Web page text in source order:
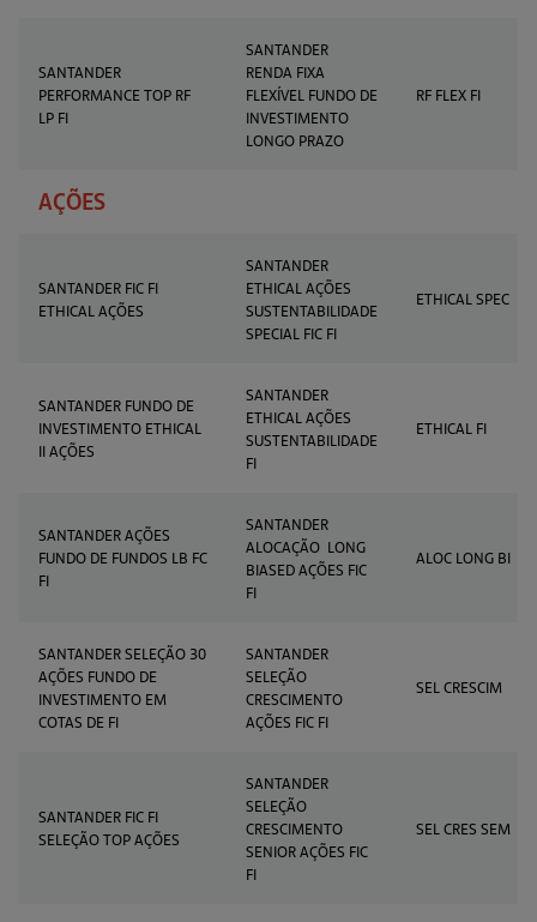
SANTANDER
PERFORMANCE TOP RF
LP FI
SANTANDER
RENDA FIXA
FLEXÍVEL FUNDO DE
INVESTIMENTO
LONGO PRAZO
RF FLEX FI
AÇÕES
SANTANDER FIC FI
ETHICAL AÇÕES
SANTANDER
ETHICAL AÇÕES
SUSTENTABILIDADE
SPECIAL FIC FI
ETHICAL SPEC
SANTANDER FUNDO DE
INVESTIMENTO ETHICAL
II AÇÕES
SANTANDER
ETHICAL AÇÕES
SUSTENTABILIDADE
FI
ETHICAL FI
SANTANDER AÇÕES
FUNDO DE FUNDOS LB FC
FI
SANTANDER
ALOCAÇÃO LONG
BIASED AÇÕES FIC
FI
ALOC LONG BI
SANTANDER SELEÇÃO 30
AÇÕES FUNDO DE
INVESTIMENTO EM
COTAS DE FI
SANTANDER
SELEÇÃO
CRESCIMENTO
AÇÕES FIC FI
SEL CRESCIM
SANTANDER FIC FI
SELEÇÃO TOP AÇÕES
SANTANDER
SELEÇÃO
CRESCIMENTO
SENIOR AÇÕES FIC
FI
SEL CRES SEM